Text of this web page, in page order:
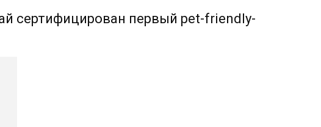
сертифицирован первый pet-friendly-